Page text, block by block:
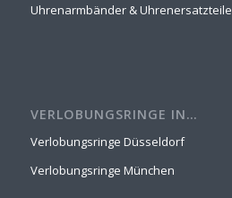
Uhrenarmbänder & Uhrenersatzteile
VERLOBUNGSRINGE IN…
Verlobungsringe Düsseldorf
Verlobungsringe München